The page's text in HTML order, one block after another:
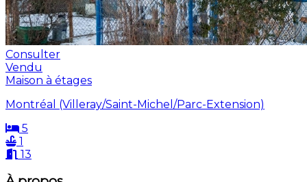
Consulter
Vendu
Maison à étages
Montréal (Villeray/Saint-Michel/Parc-Extension)
5
1
13